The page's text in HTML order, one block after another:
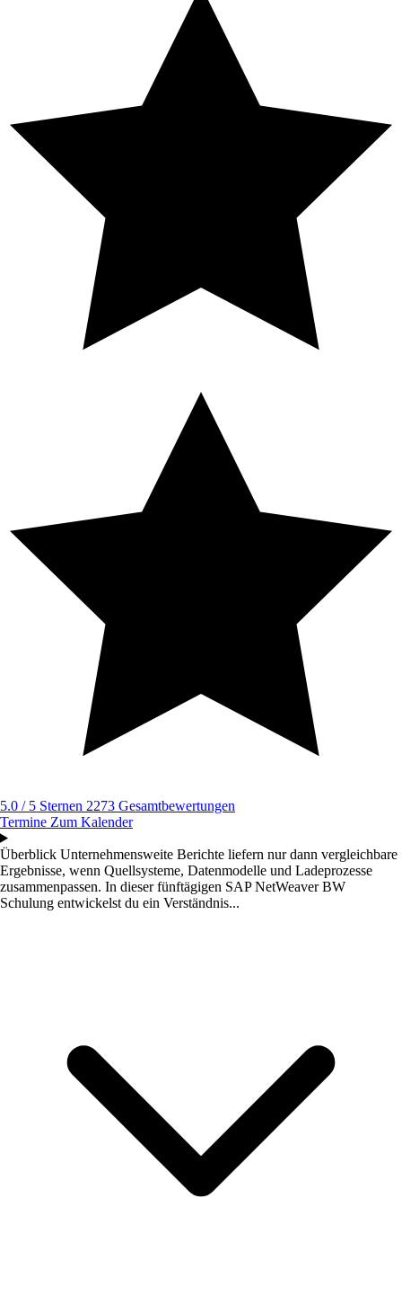
5.0 / 5 Sternen 2273 Gesamtbewertungen
Termine Zum Kalender
Überblick Unternehmensweite Berichte liefern nur dann vergleichbare
Ergebnisse, wenn Quellsysteme, Datenmodelle und Ladeprozesse
zusammenpassen. In dieser fünftägigen SAP NetWeaver BW
Schulung entwickelst du ein Verständnis...